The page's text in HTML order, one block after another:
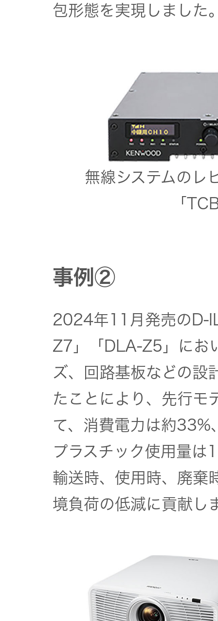
包形態を実現しました
無線システムのレ
「
事例②
2024年11月発売のD-
Z7」「DLA-Z5」にお
ズ、回路基板などの設
たことにより、先行
て、消費電力は約
プラスチック使用量は
輸送時、使用時、廃棄
境負荷の低減に貢献し